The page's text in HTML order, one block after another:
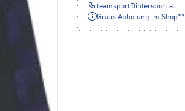
teamsport@intersport.at
Gratis Abholung im Shop**